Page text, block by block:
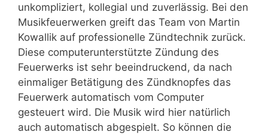
unkompliziert, kollegial und zuverlässig. Bei den
Musikfeuerwerken greift das Team von Martin
Kowallik auf professionelle Zündtechnik zurück.
Diese computerunterstützte Zündung des
Feuerwerks ist sehr beeindruckend, da nach
einmaliger Betätigung des Zündknopfes das
Feuerwerk automatisch vom Computer
gesteuert wird. Die Musik wird hier natürlich
auch automatisch abgespielt. So können die